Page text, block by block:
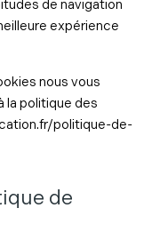
de navigation
expérience
nous vous
la politique des
politique-de-
de